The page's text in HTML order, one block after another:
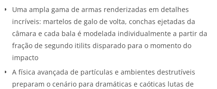
Uma ampla gama de armas renderizadas em detalhes
incríveis: martelos de galo de volta, conchas ejetadas da
câmara e cada bala é modelada individualmente a partir da
fração de segundo itilits disparado para o momento do
impacto
A física avançada de partículas e ambientes destrutíveis
preparam o cenário para dramáticas e caóticas lutas de